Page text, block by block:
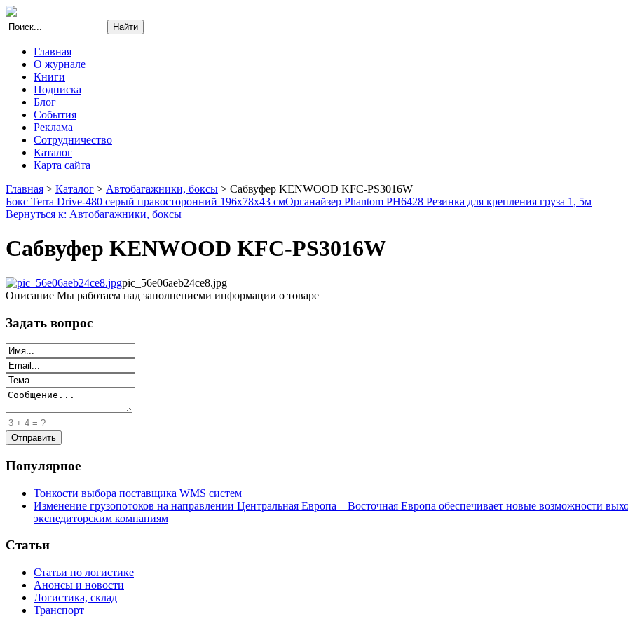
Главная
О журнале
Книги
Подписка
Блог
События
Реклама
Сотрудничество
Каталог
Карта сайта
Главная > Каталог > Автобагажники, боксы > Сабвуфер KENWOOD KFC-PS3016W
Бокс Terra Drive-480 серый правосторонний 196х78х43 смОрганайзер Phantom PH6428 Резинка для крепления груза 1, 5м
Вернуться к: Автобагажники, боксы
Сабвуфер KENWOOD KFC-PS3016W
pic_56e06aeb24ce8.jpg
Описание Мы работаем над заполнениеми информации о товаре
Задать вопрос
Популярное
Тонкости выбора поставщика WMS систем
Изменение грузопотоков на направлении Центральная Европа – Восточная Европа обеспечивает новые возможности
экспедиторским компаниям
Статьи
Статьи по логистике
Анонсы и новости
Логистика, склад
Транспорт